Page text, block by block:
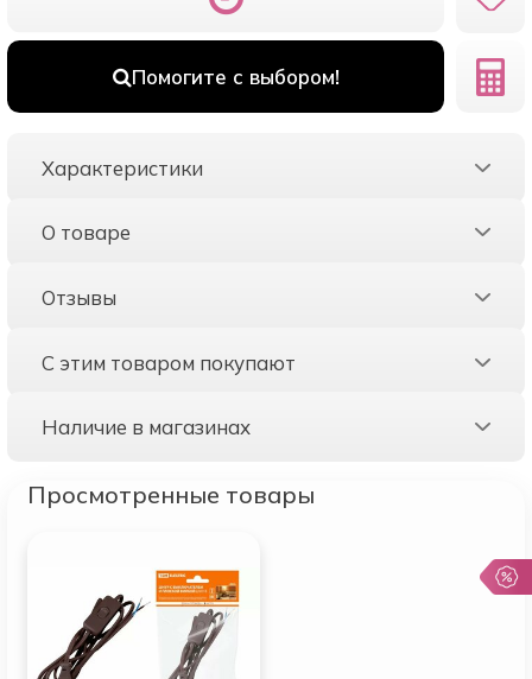
Помогите с выбором!
Характеристики
О товаре
Отзывы
С этим товаром покупают
Наличие в магазинах
Просмотренные товары